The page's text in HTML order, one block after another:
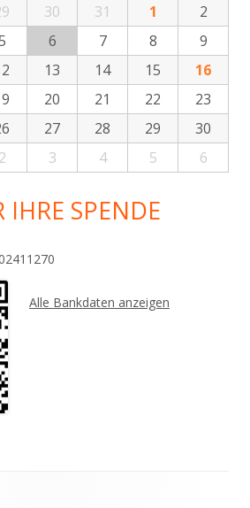
30 31 1
2
6 7 8
9
13 14 15
16
20 21 22
23
27 28 29
30
2 3 4 5 6
IHRE SPENDE
Alle Bankdaten anzeigen